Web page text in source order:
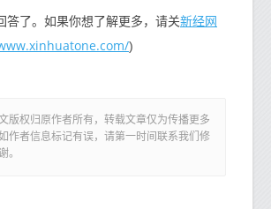
答了。如果你想了解更多，请关新经网
)
版权归原作者所有，转载文章仅为传播更多
作者信息标记有误，请第一时间联系我们修
。